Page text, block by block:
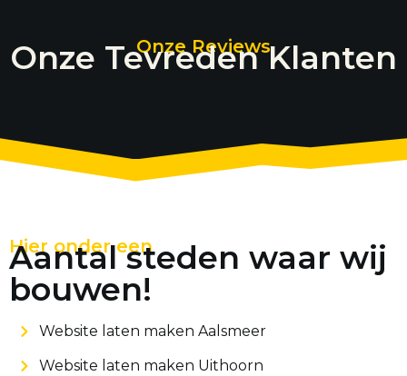
Onze Reviews
Onze Tevreden Klanten
Hier onder een
Aantal steden waar wij
bouwen!
Website laten maken Aalsmeer
Website laten maken Uithoorn